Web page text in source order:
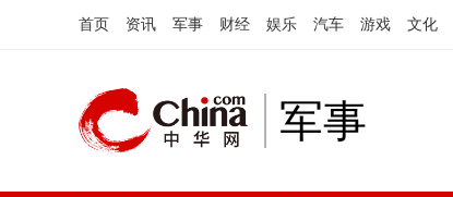
首页 资讯 军事 财经 娱乐 汽车 游戏 文化
军事